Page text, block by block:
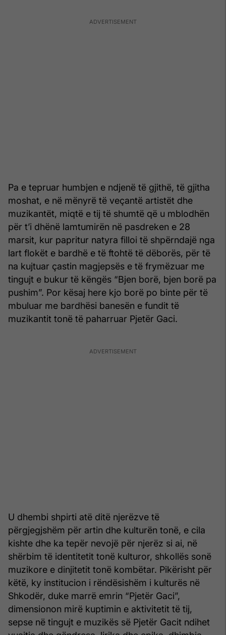
Pa e tepruar humbjen e ndjenë të gjithë, të gjitha
moshat, e në mënyrë të veçantë artistët dhe
muzikantët, miqtë e tij të shumtë që u mblodhën
për t’i dhënë lamtumirën në pasdreken e 28
marsit, kur papritur natyra filloi të shpërndajë nga
lart flokët e bardhë e të ftohtë të dëborës, për të
na kujtuar çastin magjepsës e të frymëzuar me
tingujt e bukur të këngës “Bjen borë, bjen borë pa
pushim”. Por kësaj here kjo borë po binte për të
mbuluar me bardhësi banesën e fundit të
muzikantit tonë të paharruar Pjetër Gaci.
U dhembi shpirti atë ditë njerëzve të
përgjegjshëm për artin dhe kulturën tonë, e cila
kishte dhe ka tepër nevojë për njerëz si ai, në
shërbim të identitetit tonë kulturor, shkollës sonë
muzikore e dinjitetit tonë kombëtar. Pikërisht për
këtë, ky institucion i rëndësishëm i kulturës në
Shkodër, duke marrë emrin “Pjetër Gaci”,
dimensionon mirë kuptimin e aktivitetit të tij,
sepse në tingujt e muzikës së Pjetër Gacit ndihet